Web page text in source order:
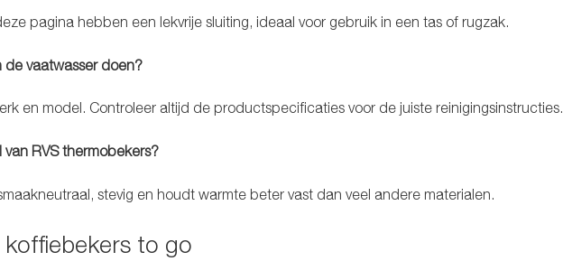
pagina hebben een lekvrije sluiting, ideaal voor gebruik in een tas of rugzak.
de vaatwasser doen?
en model. Controleer altijd de productspecificaties voor de juiste reinigingsinstructies.
RVS thermobekers?
stevig en houdt warmte beter vast dan veel andere materialen.
to go